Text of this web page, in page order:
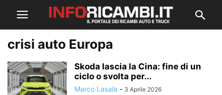
crisi auto Europa
Skoda lascia la Cina: fine di un
ciclo o svolta per...
Marco Lasala - 3 Aprile 2026